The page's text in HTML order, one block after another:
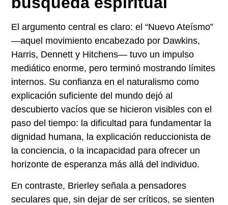
El argumento central es claro: el “Nuevo Ateísmo”
—aquel movimiento encabezado por Dawkins,
Harris, Dennett y Hitchens— tuvo un impulso
mediático enorme, pero terminó mostrando límites
internos. Su confianza en el naturalismo como
explicación suficiente del mundo dejó al
descubierto vacíos que se hicieron visibles con el
paso del tiempo: la dificultad para fundamentar la
dignidad humana, la explicación reduccionista de
la conciencia, o la incapacidad para ofrecer un
horizonte de esperanza más allá del individuo.
En contraste, Brierley señala a pensadores
seculares que, sin dejar de ser críticos, se sienten